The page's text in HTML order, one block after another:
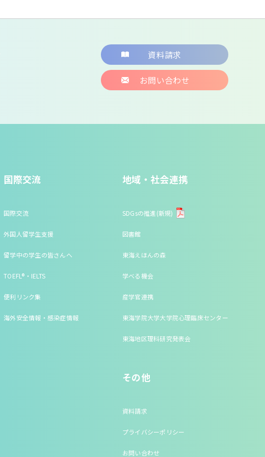
資料請求
お問い合わせ
国際交流
国際交流
外国人留学生支援
留学中の学生の皆さんへ
TOEFL®・IELTS
便利リンク集
海外安全情報・感染症情報
地域・社会連携
SDGsの推進(新規)
図書館
東海えほんの森
学べる機会
産学官連携
東海学院大学大学院心理臨床センター
東海地区理科研究発表会
その他
資料請求
プライバシーポリシー
お問い合わせ